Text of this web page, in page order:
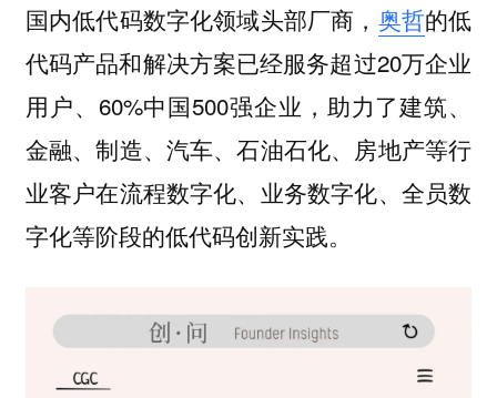
国内低代码数字化领域头部厂商， 奥哲的低
代码产品和解决方案已经服务超过20万企业
用户、60%中国500强企业，助力了建筑、
金融、制造、汽车、石油石化、房地产等行
业客户在流程数字化、业务数字化、全员数
字化等阶段的低代码创新实践。